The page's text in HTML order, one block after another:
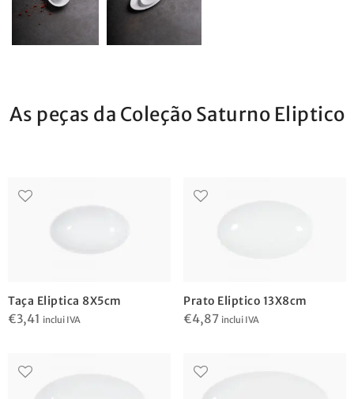
As peças da Coleção Saturno Eliptico
Taça Eliptica 8X5cm
€3,41 inclui IVA
Prato Eliptico 13X8cm
€4,87 inclui IVA